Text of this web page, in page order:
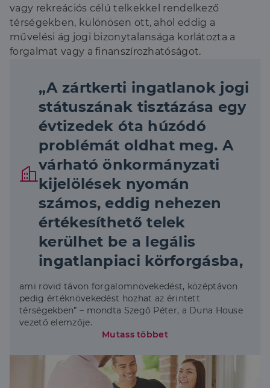
vagy rekreációs célú telkekkel rendelkező
térségekben, különösen ott, ahol eddig a
művelési ág jogi bizonytalansága korlátozta a
forgalmat vagy a finanszírozhatóságot.
„A zártkerti ingatlanok jogi
státuszának tisztázása egy
évtizedek óta húzódó
problémát oldhat meg. A
várható önkormányzati
kijelölések nyomán
számos, eddig nehezen
értékesíthető telek
kerülhet be a legális
ingatlanpiaci körforgásba,
ami rövid távon forgalomnövekedést, középtávon
pedig értéknövekedést hozhat az érintett
térségekben” – mondta Szegő Péter, a Duna House
vezető elemzője.
Mutass többet